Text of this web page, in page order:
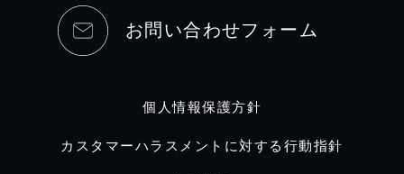
お問い合わせフォーム
個人情報保護方針
カスタマーハラスメントに対する行動指針